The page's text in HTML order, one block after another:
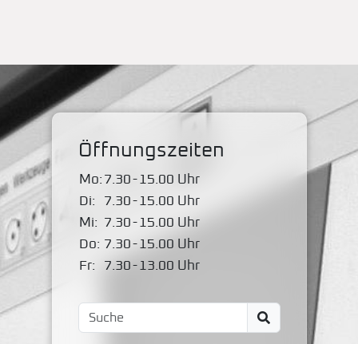
Öffnungszeiten
Mo: 7.30- 15.00 Uhr
Di:
7.30- 15.00 Uhr
Mi: 7.30- 15.00 Uhr
Do: 7.30- 15.00 Uhr
Fr:
7.30- 13.00 Uhr